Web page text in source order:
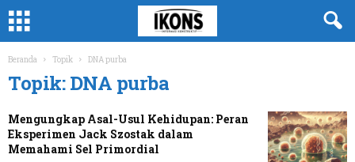
Beranda Topik DNA purba
Topik: DNA purba
Mengungkap Asal-Usul Kehidupan: Peran
Eksperimen Jack Szostak dalam
Memahami Sel Primordial